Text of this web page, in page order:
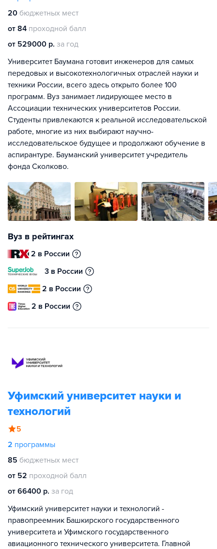
20 бюджетных мест
от 84 проходной балл
от 529000 р. за год
Университет Баумана готовит инженеров для самых
передовых и высокотехнологичных отраслей науки и
техники России, всего здесь открыто более 100
программ. Вуз занимает лидирующее место в
Ассоциации технических университетов России.
Студенты привлекаются к реальной исследовательской
работе, многие из них выбирают научно-
исследовательское будущее и продолжают обучение в
аспирантуре. Бауманский университет учредитель
фонда Сколково.
Вуз в рейтингах
2 в России
3 в России
2 в России
2 в России
Уфимский университет науки и
технологий
5
2 программы
85 бюджетных мест
от 52 проходной балл
от 66400 р. за год
Уфимский университет науки и технологий -
правопреемник Башкирского государственного
университета и Уфимского государственного
авиационного технического университета. Главной